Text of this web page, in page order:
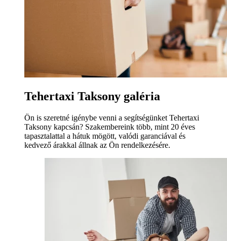
Tehertaxi Taksony galéria
Ön is szeretné igénybe venni a segítségünket Tehertaxi
Taksony kapcsán? Szakembereink több, mint 20 éves
tapasztalattal a hátuk mögött, valódi garanciával és
kedvező árakkal állnak az Ön rendelkezésére.